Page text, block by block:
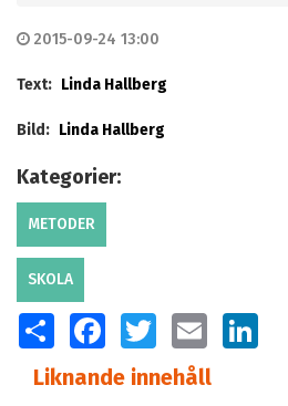
2015-09-24 13:00
Text: Linda Hallberg
Bild: Linda Hallberg
Kategorier:
METODER
SKOLA
SHARE FACEBOOKTWITTER EMAIL
Liknande innehåll